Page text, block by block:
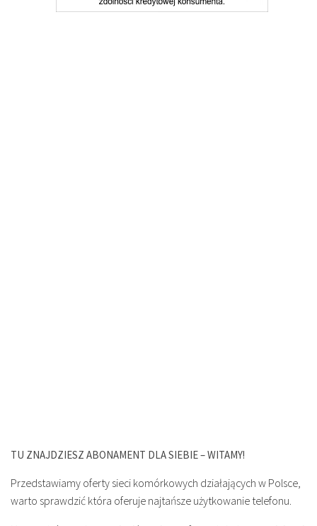
TU ZNAJDZIESZ ABONAMENT DLA SIEBIE – WITAMY!
Przedstawiamy oferty sieci komórkowych działających w Polsce,
warto sprawdzić która oferuje najtańsze użytkowanie telefonu.